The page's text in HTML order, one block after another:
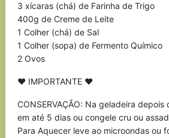
3 xícaras (chá) de Farinha de Trigo
400g de Creme de Leite
1 Colher (chá) de Sal
1 Colher (sopa) de Fermento Químico
2 Ovos
♥ IMPORTANTE ♥
CONSERVAÇÃO: Na geladeira
em até 5 dias ou congele cru ou
Para Aquecer leve ao microondas ou